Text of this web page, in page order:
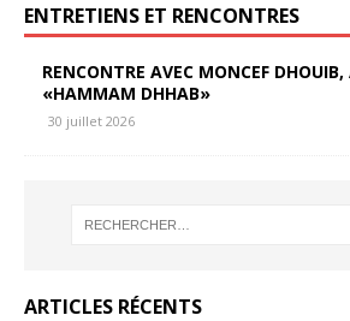
ENTRETIENS ET RENCONTRES
RENCONTRE AVEC MONCEF DHOUIB,
«HAMMAM DHHAB»
30 juillet 2026
ARTICLES RÉCENTS